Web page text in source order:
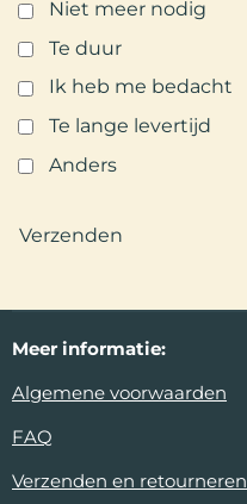
Niet meer nodig
Te duur
Ik heb me bedacht
Te lange levertijd
Anders
Verzenden
Meer informatie:
Algemene voorwaarden
FAQ
Verzenden en retourneren